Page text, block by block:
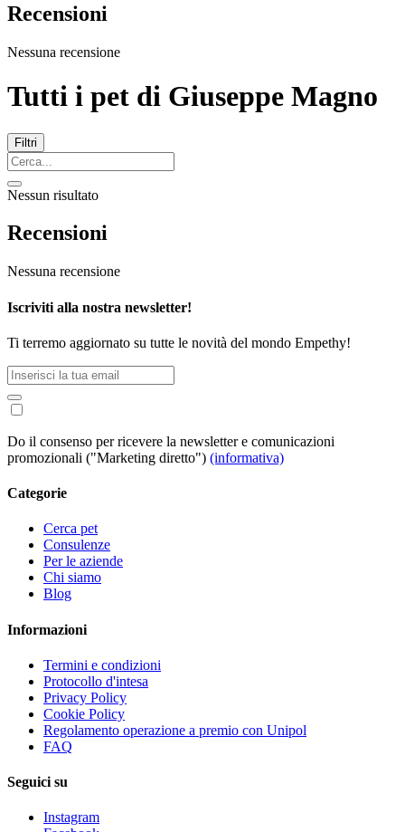
Recensioni
Nessuna recensione
Tutti i pet di Giuseppe Magno
Filtri
Nessun risultato
Recensioni
Nessuna recensione
Iscriviti alla nostra newsletter!
Ti terremo aggiornato su tutte le novità del mondo Empethy!
Do il consenso per ricevere la newsletter e comunicazioni
promozionali ("Marketing diretto") (informativa)
Categorie
Cerca pet
Consulenze
Per le aziende
Chi siamo
Blog
Informazioni
Termini e condizioni
Protocollo d'intesa
Privacy Policy
Cookie Policy
Regolamento operazione a premio con Unipol
FAQ
Seguici su
Instagram